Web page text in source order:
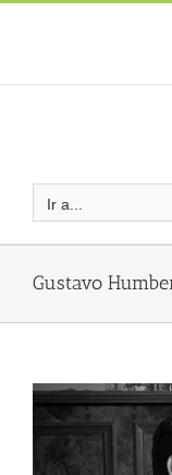
Ir a...
Gustavo